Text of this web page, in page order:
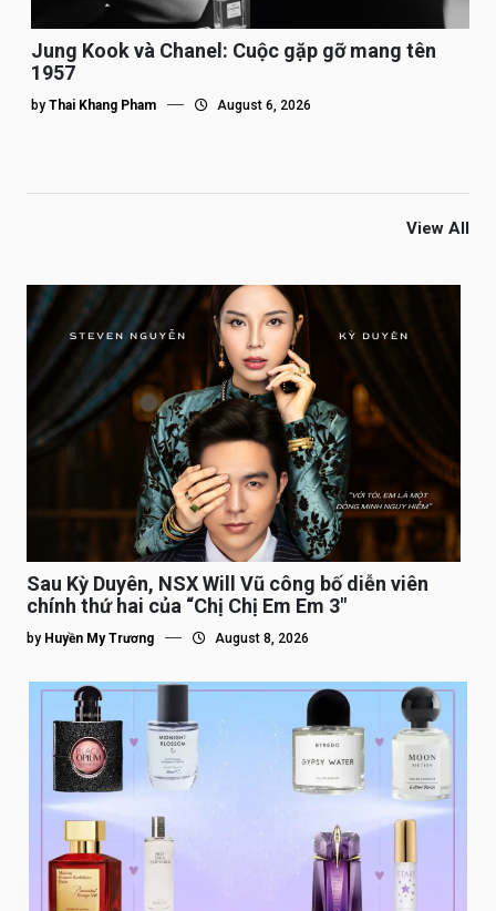
Jung Kook và Chanel: Cuộc gặp gỡ mang tên
1957
by Thai Khang Pham August 6, 2026
View All
Sau Kỳ Duyên, NSX Will Vũ công bố diễn viên
chính thứ hai của “Chị Chị Em Em 3″
by Huyền My Trương August 8, 2026